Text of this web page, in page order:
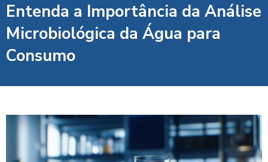
Entenda a Importância da Análise
Microbiológica da Água para
Consumo